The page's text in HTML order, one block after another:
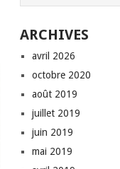
ARCHIVES
avril 2026
octobre 2020
août 2019
juillet 2019
juin 2019
mai 2019